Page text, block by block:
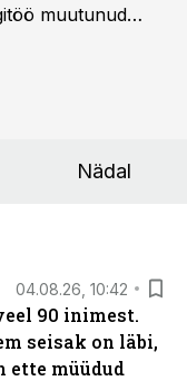
muutunud
Nädal
04.08.26, 10:42
90 inimest.
seisak on läbi,
ette müüdud